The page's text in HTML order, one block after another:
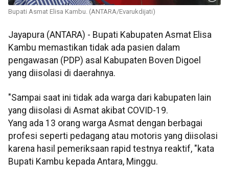
Bupati Asmat Elisa Kambu. (ANTARA/Evarukdijati)
Jayapura (ANTARA) - Bupati Kabupaten Asmat Elisa
Kambu memastikan tidak ada pasien dalam
pengawasan (PDP) asal Kabupaten Boven Digoel
yang diisolasi di daerahnya.
"Sampai saat ini tidak ada warga dari kabupaten lain
yang diisolasi di Asmat akibat COVID-19.
Yang ada 13 orang warga Asmat dengan berbagai
profesi seperti pedagang atau motoris yang diisolasi
karena hasil pemeriksaan rapid testnya reaktif, "kata
Bupati Kambu kepada Antara, Minggu.